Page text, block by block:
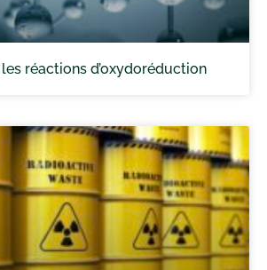
réactions d’oxydoréduction